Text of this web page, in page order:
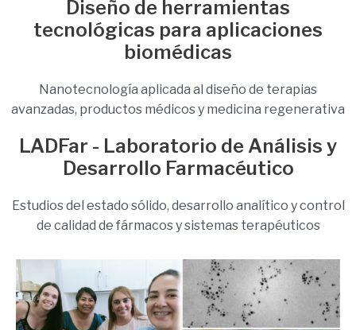
Diseño de herramientas
tecnológicas para aplicaciones
biomédicas
Nanotecnología aplicada al diseño de terapias
avanzadas, productos médicos y medicina regenerativa
LADFar - Laboratorio de Análisis y
Desarrollo Farmacéutico
Estudios del estado sólido, desarrollo analítico y control
de calidad de fármacos y sistemas terapéuticos